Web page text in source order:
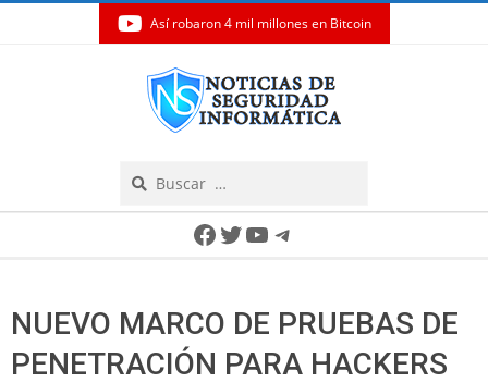
Así robaron 4 mil millones en Bitcoin
Facebook
Twitter
YouTube
Telegram
NUEVO MARCO DE PRUEBAS DE
PENETRACIÓN PARA HACKERS